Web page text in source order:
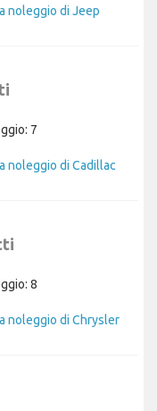
noleggio di Jeep
7
noleggio di Cadillac
8
noleggio di Chrysler